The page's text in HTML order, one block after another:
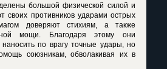
большой физической силой и
своих противников ударами острых
доверяют стихиям, а также
мощи. Благодаря этому они
по врагу точные удары, но
союзникам, обволакивая их в